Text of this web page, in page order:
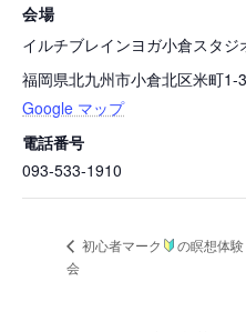
会場
イルチブレインヨガ小倉スタジ
福岡県北九州市小倉北区米町
Google マップ
電話番号
093-533-1910
初心者マーク
の瞑想体験
会